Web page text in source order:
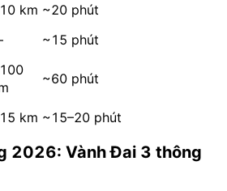
km ~20 phút
~15 phút
~60 phút
km ~15–20 phút
2026: Vành Đai 3 thông